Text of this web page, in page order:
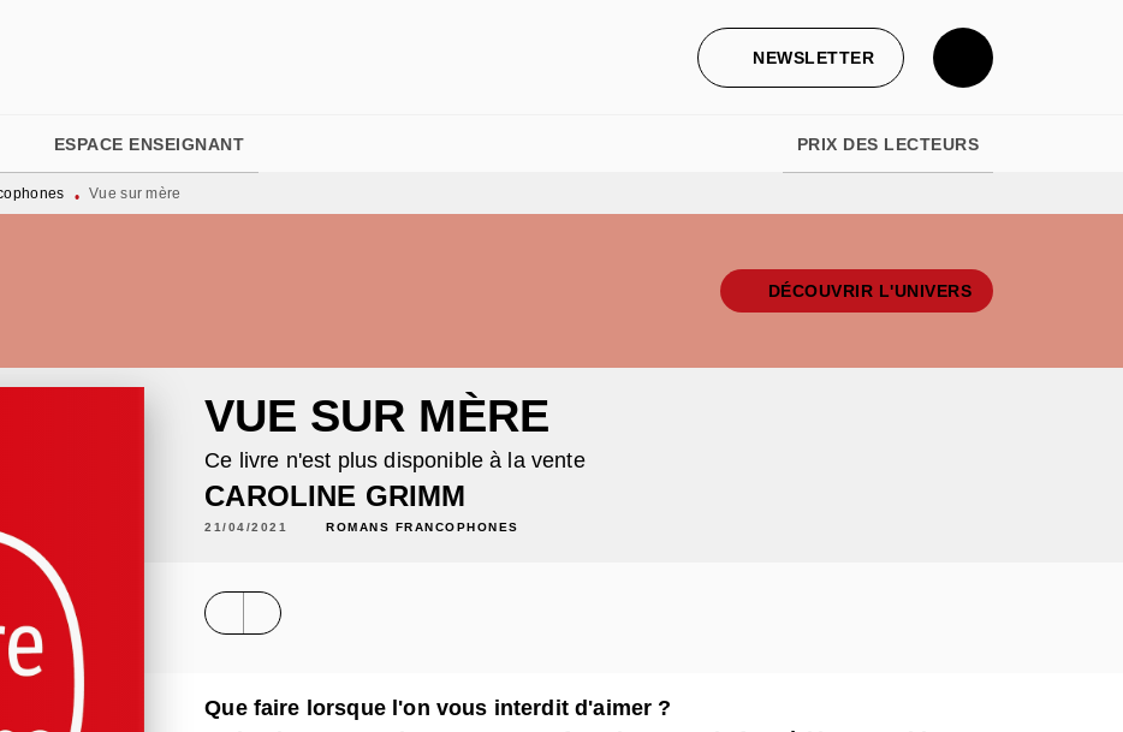
NEWSLETTER
ESPACE ENSEIGNANT PRIX DES LECTEURS
• Vue sur mère
DÉCOUVRIR L'UNIVERS
VUE SUR MÈRE
Ce livre n'est plus disponible à la vente
CAROLINE GRIMM
21/04/2021 ROMANS FRANCOPHONES
Que faire lorsque l'on vous interdit d'aimer ?